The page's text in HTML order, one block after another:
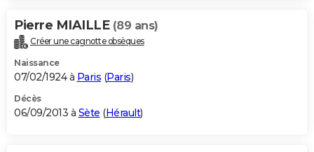
Pierre MIAILLE (89 ans)
Créer une cagnotte obsèques
Naissance
07/02/1924 à Paris (Paris)
Décès
06/09/2013 à Sète (Hérault)